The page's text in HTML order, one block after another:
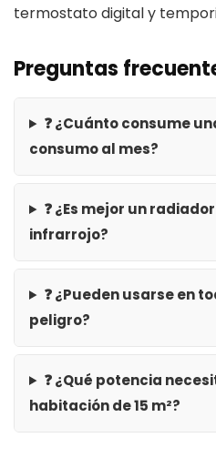
termostato digital y
Preguntas
❓ ¿Cuánto consume
consumo al mes?
❓ ¿Es mejor un
infrarrojo?
❓ ¿Pueden usarse en
peligro?
❓ ¿Qué potencia
habitación de 15 m²?